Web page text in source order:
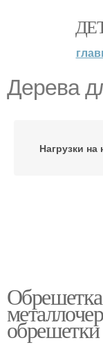
Дерева
Нагрузки на